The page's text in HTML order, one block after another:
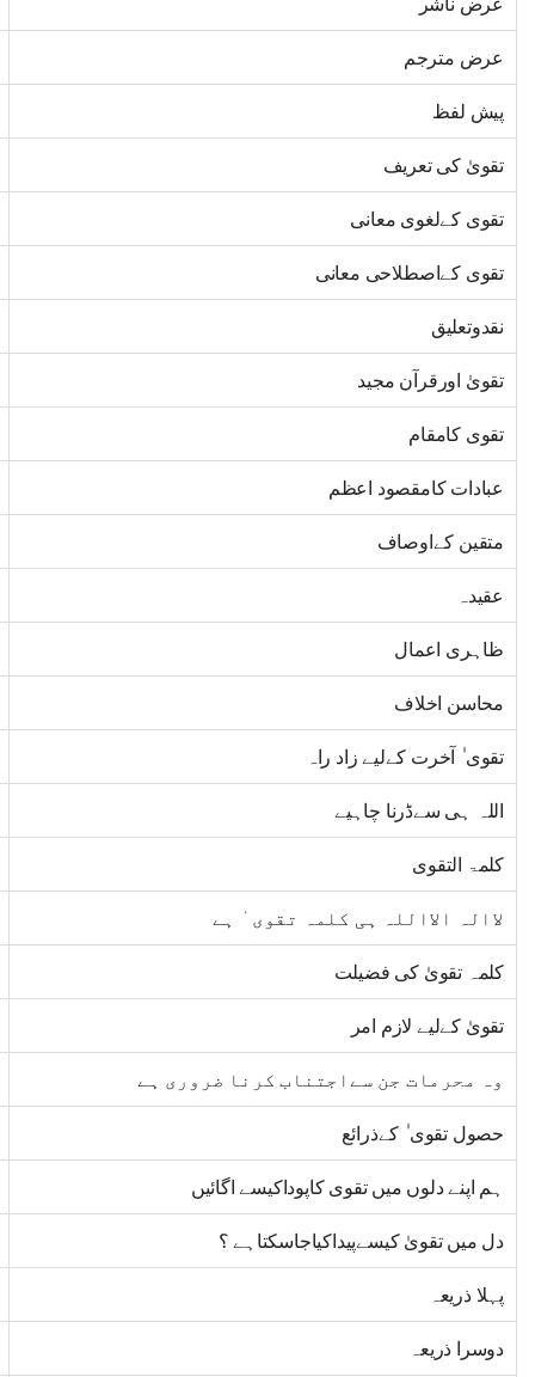
عرض مترجم
پیش لفظ
تقویٰ کی تعریف
تقوی کےلغوی معانی
تقوی کےاصطلاحی معانی
نقدوتعلیق
تقویٰ اورقرآن مجید
تقوی کامقام
عبادات کامقصود اعظم
متقین کےاوصاف
عقیدہ
ظاہری اعمال
محاسن اخلاف
تقوی ٰ آخرت کےلیے زاد راہ
اللہ ہی سےڈرنا چاہیے
کلمۃ التقوی
لاالہ الااللہ ہی کلمہ تقوی ٰ ہے
کلمہ تقویٰ کی فضیلت
تقویٰ کےلیے لازم امر
وہ محرمات جن سےاجتناب کرنا ضروری ہے
حصول تقوی ٰ کےذرائع
ہم اپنے دلوں میں تقوی کاپوداکیسے اگائیں
دل میں تقویٰ کیسےپیداکیاجاسکتاہے ؟
پہلا ذریعہ
دوسرا ذریعہ